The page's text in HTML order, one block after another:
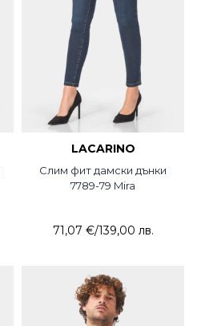
LACARINO
Слим фит дамски дънки
7789-79 Mira
71,07 €/139,00 лв.